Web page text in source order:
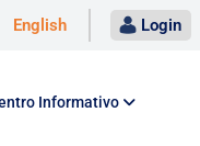
English Login
Informativo